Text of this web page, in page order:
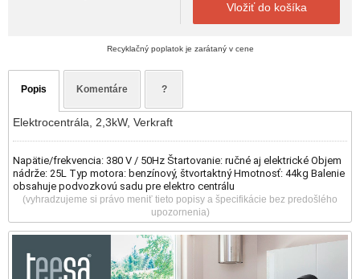
Vložiť do košíka
Recyklačný poplatok je zarátaný v cene
Popis Komentáre ?
Elektrocentrála, 2,3kW, Verkraft
Napätie/frekvencia: 380 V / 50Hz Štartovanie: ručné aj elektrické Objem
nádrže: 25L Typ motora: benzínový, štvortaktný Hmotnosť: 44kg Balenie
obsahuje podvozkovú sadu pre elektro centrálu
(vyhradzujeme si právo meniť tieto popisy a špecifikácie bez predošlého
upozornenia)